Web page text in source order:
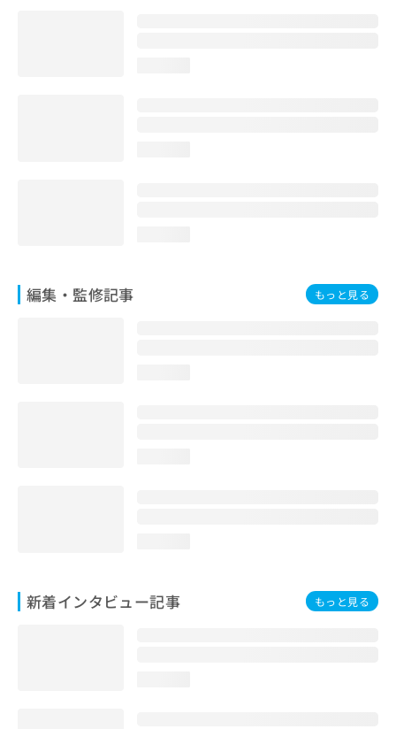
編集・監修記事 もっと見る
新着インタビュー記事 もっと見る